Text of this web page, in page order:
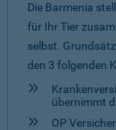
Die Barmenia
für Ihr Tier
selbst.
den 3 folgenden
übernimmt
OP